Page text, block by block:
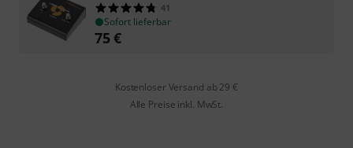
41
Sofort lieferbar
75€
Kostenloser Versand ab 29 €
Alle Preise inkl. MwSt.